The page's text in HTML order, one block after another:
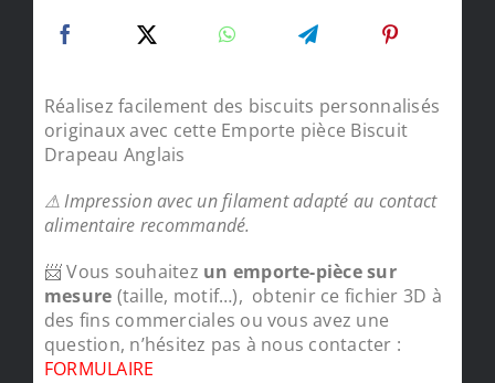
Réalisez facilement des biscuits personnalisés
originaux avec cette Emporte pièce Biscuit
Drapeau Anglais
⚠ Impression avec un filament adapté au contact
alimentaire recommandé.
📨 Vous souhaitez un emporte-pièce sur
mesure (taille, motif…), obtenir ce fichier 3D à
des fins commerciales ou vous avez une
question, n’hésitez pas à nous contacter :
FORMULAIRE